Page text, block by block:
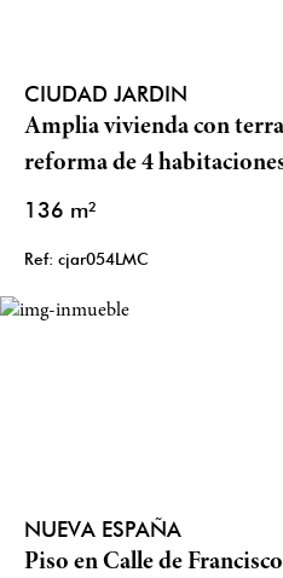
CIUDAD JARDIN
Amplia vivienda con
reforma de 4
Prosperidad
136 m²
Ref: cjar054LMC
NUEVA ESPAÑA
Piso en Calle de